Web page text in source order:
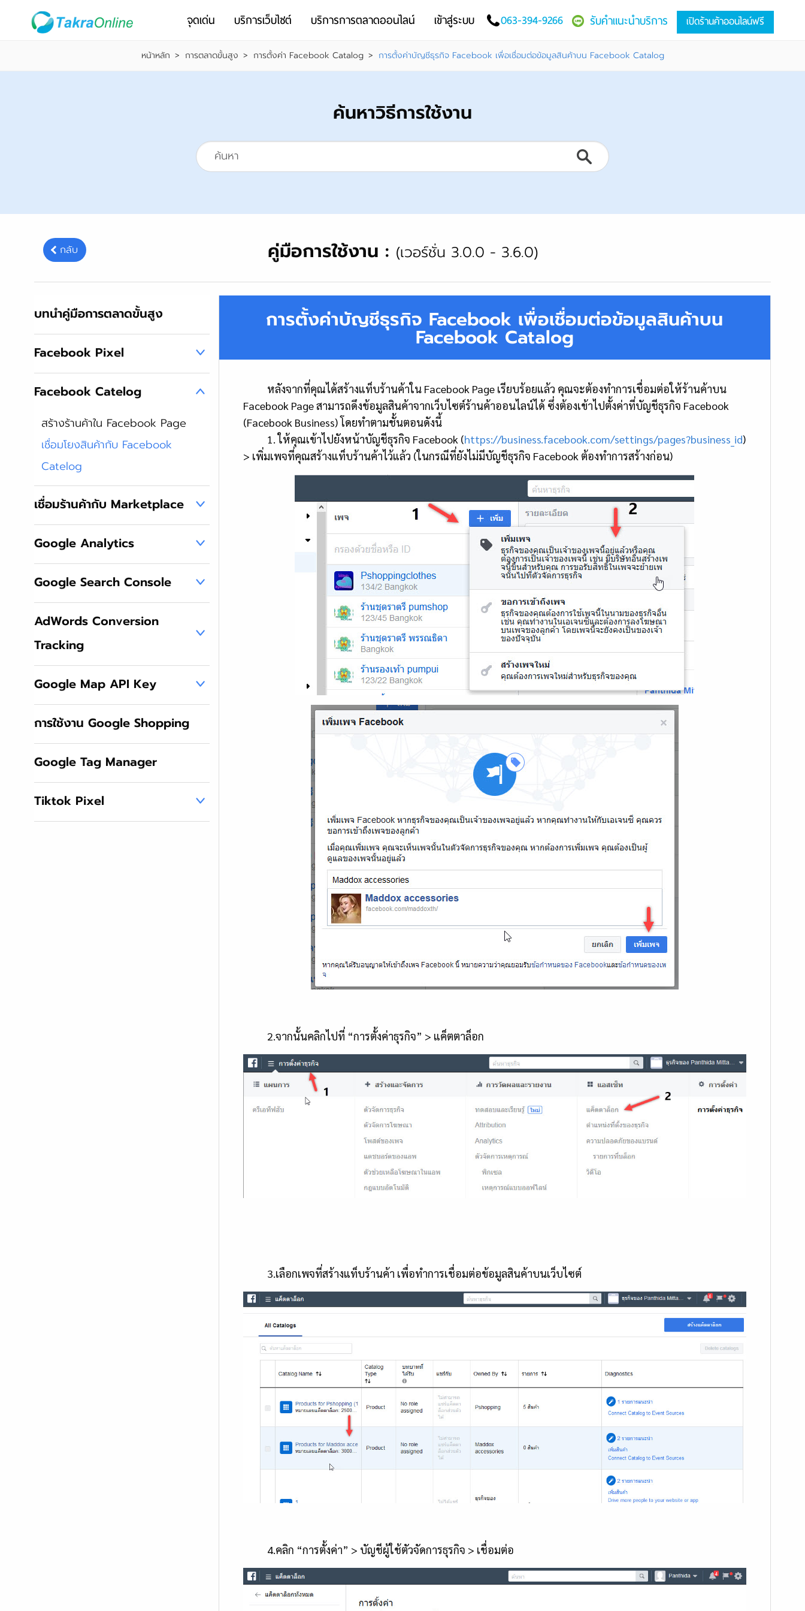
เปิดร้านค้าออนไลน์ฟรี
รับคำแนะนำบริการ
063-394-9266
จุดเด่น บริการเว็บไซต์ บริการการตลาดออนไลน์ เข้าสู่ระบบ
หน้าหลัก > การตลาดขั้นสูง > การตั้งค่า Facebook Catalog > การตั้งค่าบัญชีธุรกิจ Facebook เพื่อเชื่อมต่อข้อมูลสินค้าบน Facebook Catalog
ค้นหาวิธีการใช้งาน
กลับ คู่มือการใช้งาน : (เวอร์ชั่น 3.0.0 - 3.6.0)
บทนำคู่มือการตลาดขั้นสูง
Facebook Pixel
Facebook Catelog
สร้างร้านค้าใน Facebook Page
เชื่อมโยงสินค้ากับ Facebook
Catelog
เชื่อมร้านค้ากับ Marketplace
Google Analytics
Google Search Console
AdWords Conversion
Tracking
Google Map API Key
การใช้งาน Google Shopping
Google Tag Manager
Tiktok Pixel
การตั้งค่าบัญชีธุรกิจ Facebook เพื่อเชื่อมต่อข้อมูลสินค้าบน
Facebook Catalog
หลังจากที่คุณได้สร้างแท็บร้านค้าใน Facebook Page เรียบร้อยแล้ว คุณจะต้องทำการเชื่อมต่อให้ร้านค้าบน
Facebook Page สามารถดึงข้อมูลสินค้าจากเว็บไซต์ร้านค้าออนไลน์ได้ ซึ่งต้องเข้าไปตั้งค่าที่บัญชีธุรกิจ Facebook
(Facebook Business) โดยทำตามชั้นตอนดังนี้
1. ให้คุณเข้าไปยังหน้าบัญชีธุรกิจ Facebook (https://business.facebook.com/settings/pages?business_id)
> เพิ่มเพจที่คุณสร้างแท็บร้านค้าไว้แล้ว (ในกรณีที่ยังไม่มีบัญชีธุรกิจ Facebook ต้องทำการสร้างก่อน)
2.จากนั้นคลิกไปที่ “การตั้งค่าธุรกิจ” > แค็ตตาล็อก
3.เลือกเพจที่สร้างแท็บร้านค้า เพื่อทำการเชื่อมต่อข้อมูลสินค้าบนเว็บไซต์
4.คลิก “การตั้งค่า” > บัญชีผู้ใช้ตัวจัดการธุรกิจ > เชื่อมต่อ